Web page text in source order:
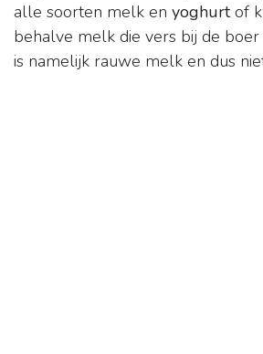
alle soorten melk en yoghurtof
behalve melk die vers bij de boer
is namelijk rauwe melk en dus